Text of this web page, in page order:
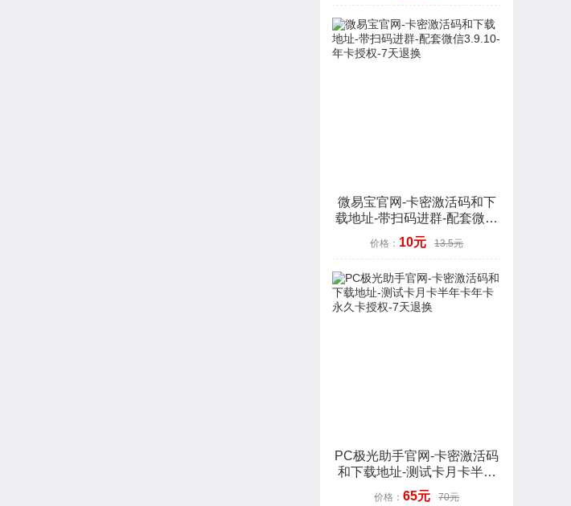
微易宝官网-卡密激活码和下
载地址-带扫码进群-配套微信
3.9.10-年卡授权-7天退换
价格： 10元 13.5元
PC极光助手官网-卡密激活码
和下载地址-测试卡月卡半年
卡年卡永久卡授权-7天退换
价格： 65元 70元